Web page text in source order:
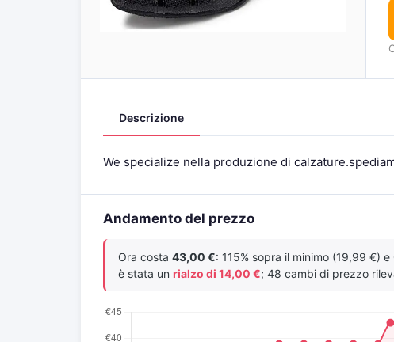
Descrizione
We specialize nella produzione di
Andamento del prezzo
Ora costa 43,00 €: 115% sopra il minimo (19,99 €)
è stata un rialzo di 14,00 €; 48 cambi di prezzo